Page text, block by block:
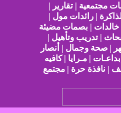
مجتمعية | تقارير |
| رائدات مول |
| بصمات مضيئة
| تدريب وتأهيل |
| صحة وجمال | أنصار
| مـرايا | كافيه
| نافذة حرة | مجتمع